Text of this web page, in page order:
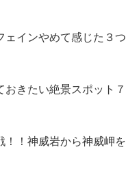
ェインやめて感じた３つ
きたい絶景スポット７
！！神威岩から神威岬を